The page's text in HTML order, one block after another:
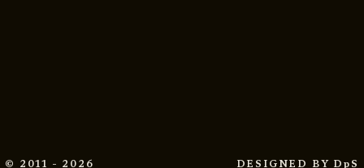
© 2011 - 2026
DESIGNED BY DpS